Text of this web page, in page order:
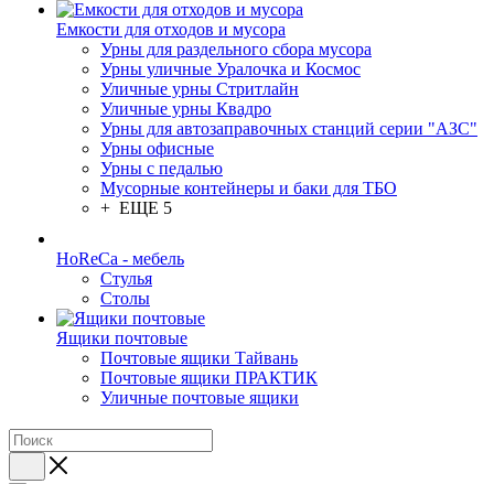
Емкости для отходов и мусора
Урны для раздельного сбора мусора
Урны уличные Уралочка и Космос
Уличные урны Стритлайн
Уличные урны Квадро
Урны для автозаправочных станций серии "АЗС"
Урны офисные
Урны с педалью
Мусорные контейнеры и баки для ТБО
+ ЕЩЕ 5
HoReCa - мебель
Стулья
Столы
Ящики почтовые
Почтовые ящики Тайвань
Почтовые ящики ПРАКТИК
Уличные почтовые ящики